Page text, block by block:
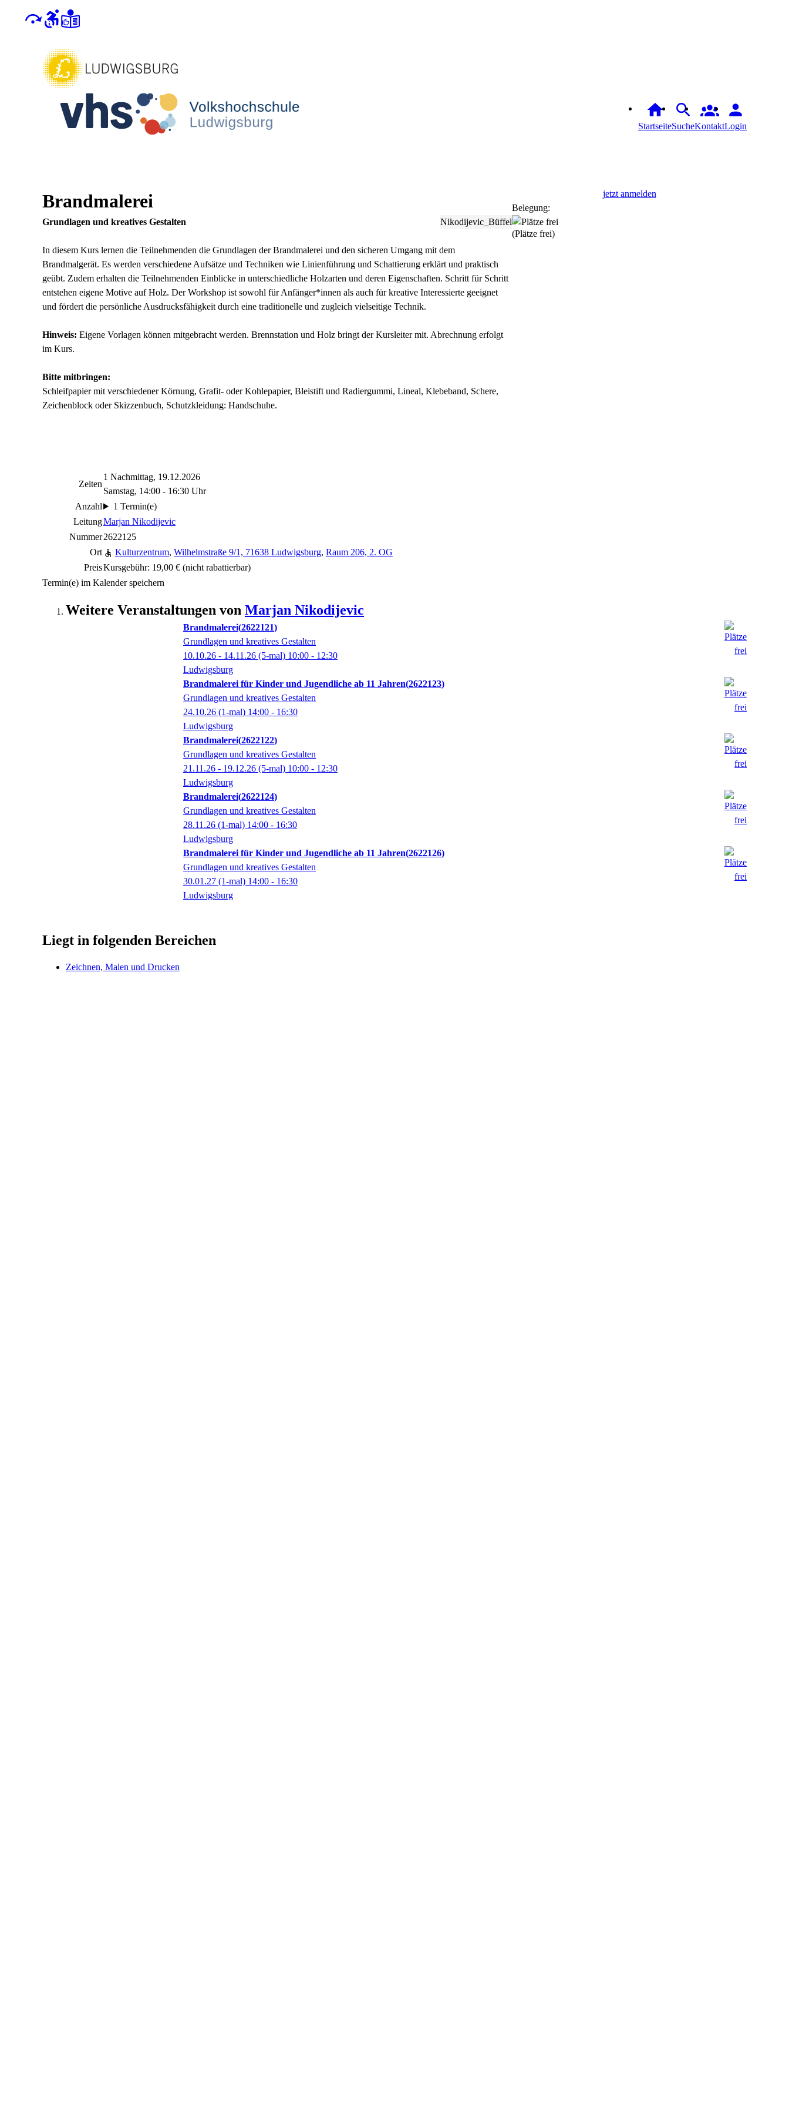
StartseiteSuche Login
Brandmalerei
Nikodijevic_Büffel
Grundlagen und kreatives Gestalten
In diesem Kurs lernen die Teilnehmenden die Grundlagen der Brandmalerei und den sicheren Umgang mit dem
Brandmalgerät. Es werden verschiedene Aufsätze und Techniken wie Linienführung und Schattierung erklärt und praktisch
geübt. Zudem erhalten die Teilnehmenden Einblicke in unterschiedliche Holzarten und deren Eigenschaften. Schritt für Schritt
entstehen eigene Motive auf Holz. Der Workshop ist sowohl für Anfänger*innen als auch für kreative Interessierte geeignet
und fördert die persönliche Ausdrucksfähigkeit durch eine traditionelle und zugleich vielseitige Technik.
Hinweis: Eigene Vorlagen können mitgebracht werden. Brennstation und Holz bringt der Kursleiter mit. Abrechnung erfolgt
im Kurs.
Bitte mitbringen:
Schleifpapier mit verschiedener Körnung, Grafit- oder Kohlepapier, Bleistift und Radiergummi, Lineal, Klebeband, Schere,
Zeichenblock oder Skizzenbuch, Schutzkleidung: Handschuhe.
Zeiten
1 Nachmittag, 19.12.2026
Samstag, 14:00 - 16:30 Uhr
Anzahl
1 Termin(e)
LeitungMarjan Nikodijevic
Nummer2622125
Ort
Kulturzentrum, Wilhelmstraße 9/1, 71638 Ludwigsburg, Raum 206, 2. OG
PreisKursgebühr: 19,00 € (nicht rabattierbar)
jetzt anmelden
Belegung:
(Plätze frei)
Termin(e) im Kalender speichern
Weitere Veranstaltungen von Marjan Nikodijevic
Brandmalerei 2622121
Grundlagen und kreatives Gestalten
10.10.26 - 14.11.26 (5-mal) 10:00 - 12:30
Ludwigsburg
Brandmalerei für Kinder und Jugendliche ab 11 Jahren 2622123
Grundlagen und kreatives Gestalten
24.10.26 (1-mal) 14:00 - 16:30
Ludwigsburg
Brandmalerei 2622122
Grundlagen und kreatives Gestalten
21.11.26 - 19.12.26 (5-mal) 10:00 - 12:30
Ludwigsburg
Brandmalerei 2622124
Grundlagen und kreatives Gestalten
28.11.26 (1-mal) 14:00 - 16:30
Ludwigsburg
Brandmalerei für Kinder und Jugendliche ab 11 Jahren 2622126
Grundlagen und kreatives Gestalten
30.01.27 (1-mal) 14:00 - 16:30
Ludwigsburg
Liegt in folgenden Bereichen
Zeichnen, Malen und Drucken